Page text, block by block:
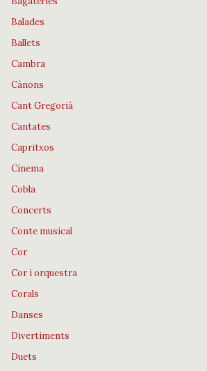
Balades
Ballets
Cambra
Cànons
Cant Gregorià
Cantates
Capritxos
Cinema
Cobla
Concerts
Conte musical
Cor
Cor i orquestra
Corals
Danses
Divertiments
Duets